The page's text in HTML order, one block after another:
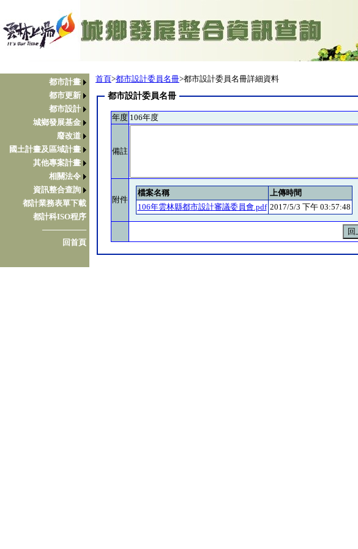
都市計畫
都市更新
都市設計
城鄉發展基金
廢改道
國土計畫及區域計畫
其他專案計畫
相關法令
資訊整合查詢
都計業務表單下載
都計科ISO程序
────────
回首頁
首頁>都市設計委員名冊>都市設計委員名冊詳細資料
都市設計委員名冊
年度 106年度
備註
附件
檔案名稱
上傳時間
106年雲林縣都市設計審議委員會.pdf 2017/5/3 下午 03:57:48